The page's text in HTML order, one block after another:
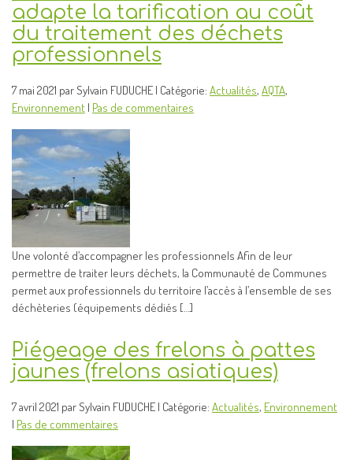
adapte la tarification au coût
du traitement des déchets
professionnels
7 mai 2021 par Sylvain FUDUCHE | Catégorie: Actualités, AQTA,
Environnement | Pas de commentaires
Une volonté d’accompagner les professionnels Afin de leur
permettre de traiter leurs déchets, la Communauté de Communes
permet aux professionnels du territoire l’accès à l’ensemble de ses
déchèteries (équipements dédiés […]
Piégeage des frelons à pattes
jaunes (frelons asiatiques)
7 avril 2021 par Sylvain FUDUCHE | Catégorie: Actualités, Environnement
| Pas de commentaires